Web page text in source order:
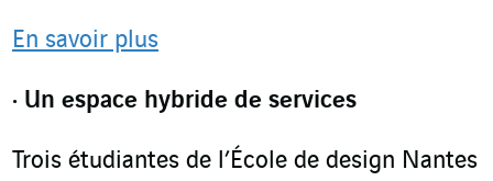
En savoir plus
Un espace hybride de services
Trois étudiantes de l’École de design Nantes